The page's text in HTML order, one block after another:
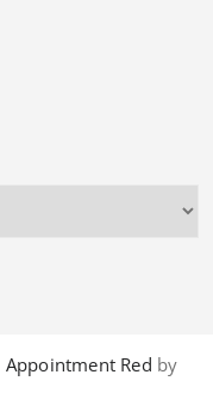
Appointment Red by